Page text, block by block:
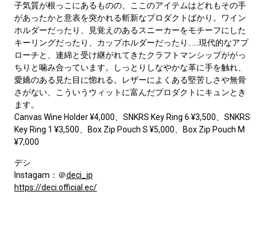
子気質が根っこにあるものの、ここのアイテムはどれもその手
があったかと意表を突かれる斬新なプロダクトばかり。ワイン
ホルダーだったり、見覚えのあるスニーカーをモチーフにした
キーリングだったり、カップホルダーだったり……現代的なアプ
ローチと、連綿と受け継がれてきたクラフトマンシップががっ
ちりと噛み合っています。しっとりしなやかな革に手を触れ、
愛嬌のある見た目に惚れる。レザーによくある堅苦しさや無骨
さがない、こういうウィットに富んだプロダクトにキュンとき
ます。
Canvas Wine Holder ¥4,000、SNKRS Key Ring 6 ¥3,500、SNKRS
Key Ring 1 ¥3,500、Box Zip Pouch S ¥5,000、Box Zip Pouch M
¥7,000
デシ
Instagam：＠deci_jp
https://deci.official.ec/